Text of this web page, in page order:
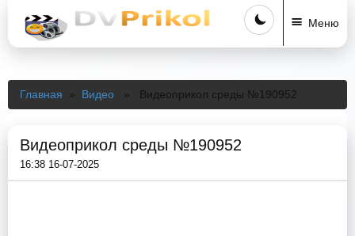
Меню
Главная » Видео » Видеоприкол среды №190952
Видеоприкол среды №190952
16:38 16-07-2025